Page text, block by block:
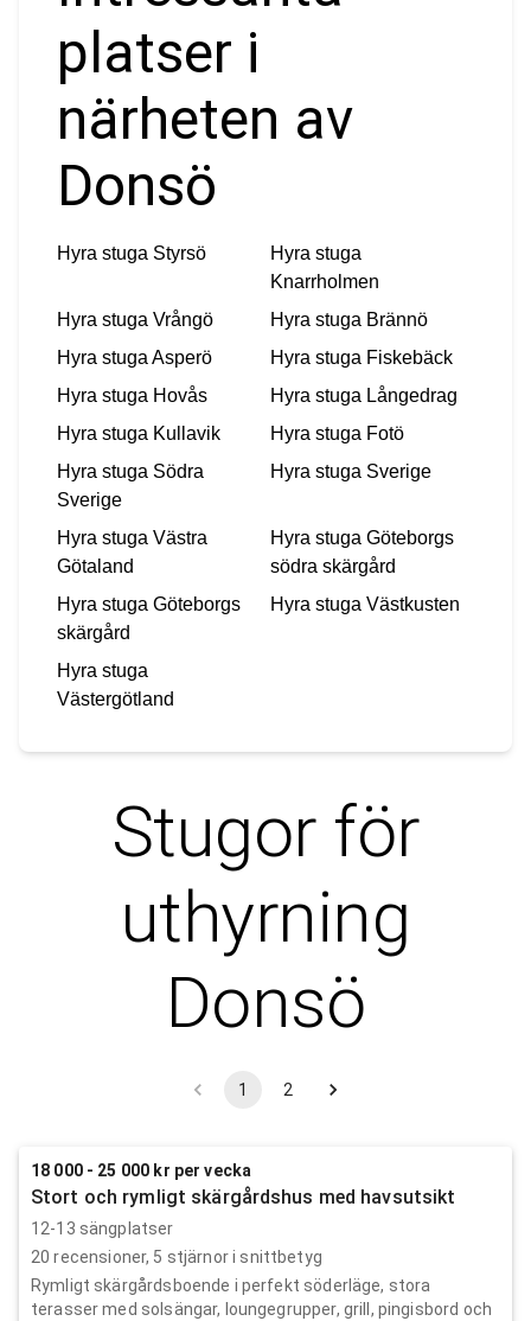
platser i
närheten av
Donsö
Hyra stuga Styrsö
Hyra stuga
Knarrholmen
Hyra stuga Vrångö Hyra stuga Brännö
Hyra stuga Asperö Hyra stuga Fiskebäck
Hyra stuga Hovås Hyra stuga Långedrag
Hyra stuga Kullavik Hyra stuga Fotö
Hyra stuga Södra
Sverige
Hyra stuga Sverige
Hyra stuga Västra
Götaland
Hyra stuga Göteborgs
södra skärgård
Hyra stuga Göteborgs
skärgård
Hyra stuga Västkusten
Hyra stuga
Västergötland
Stugor för
uthyrning
Donsö
1 2
18 000 - 25 000 kr per vecka
Stort och rymligt skärgårdshus med havsutsikt
12-13 sängplatser
20 recensioner, 5 stjärnor i snittbetyg
Rymligt skärgårdsboende i perfekt söderläge, stora
terasser med solsängar, loungegrupper, grill, pingisbord och